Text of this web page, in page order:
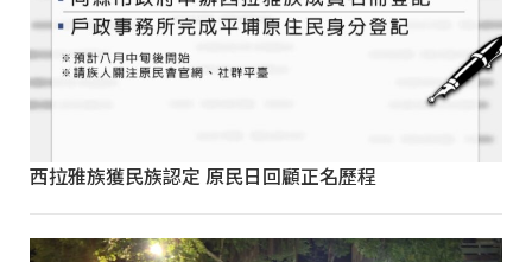
西拉雅族獲民族認定 原民日回顧正名歷程